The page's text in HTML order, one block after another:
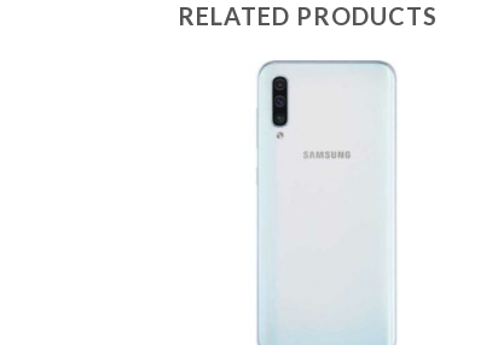
RELATED PRODUCTS